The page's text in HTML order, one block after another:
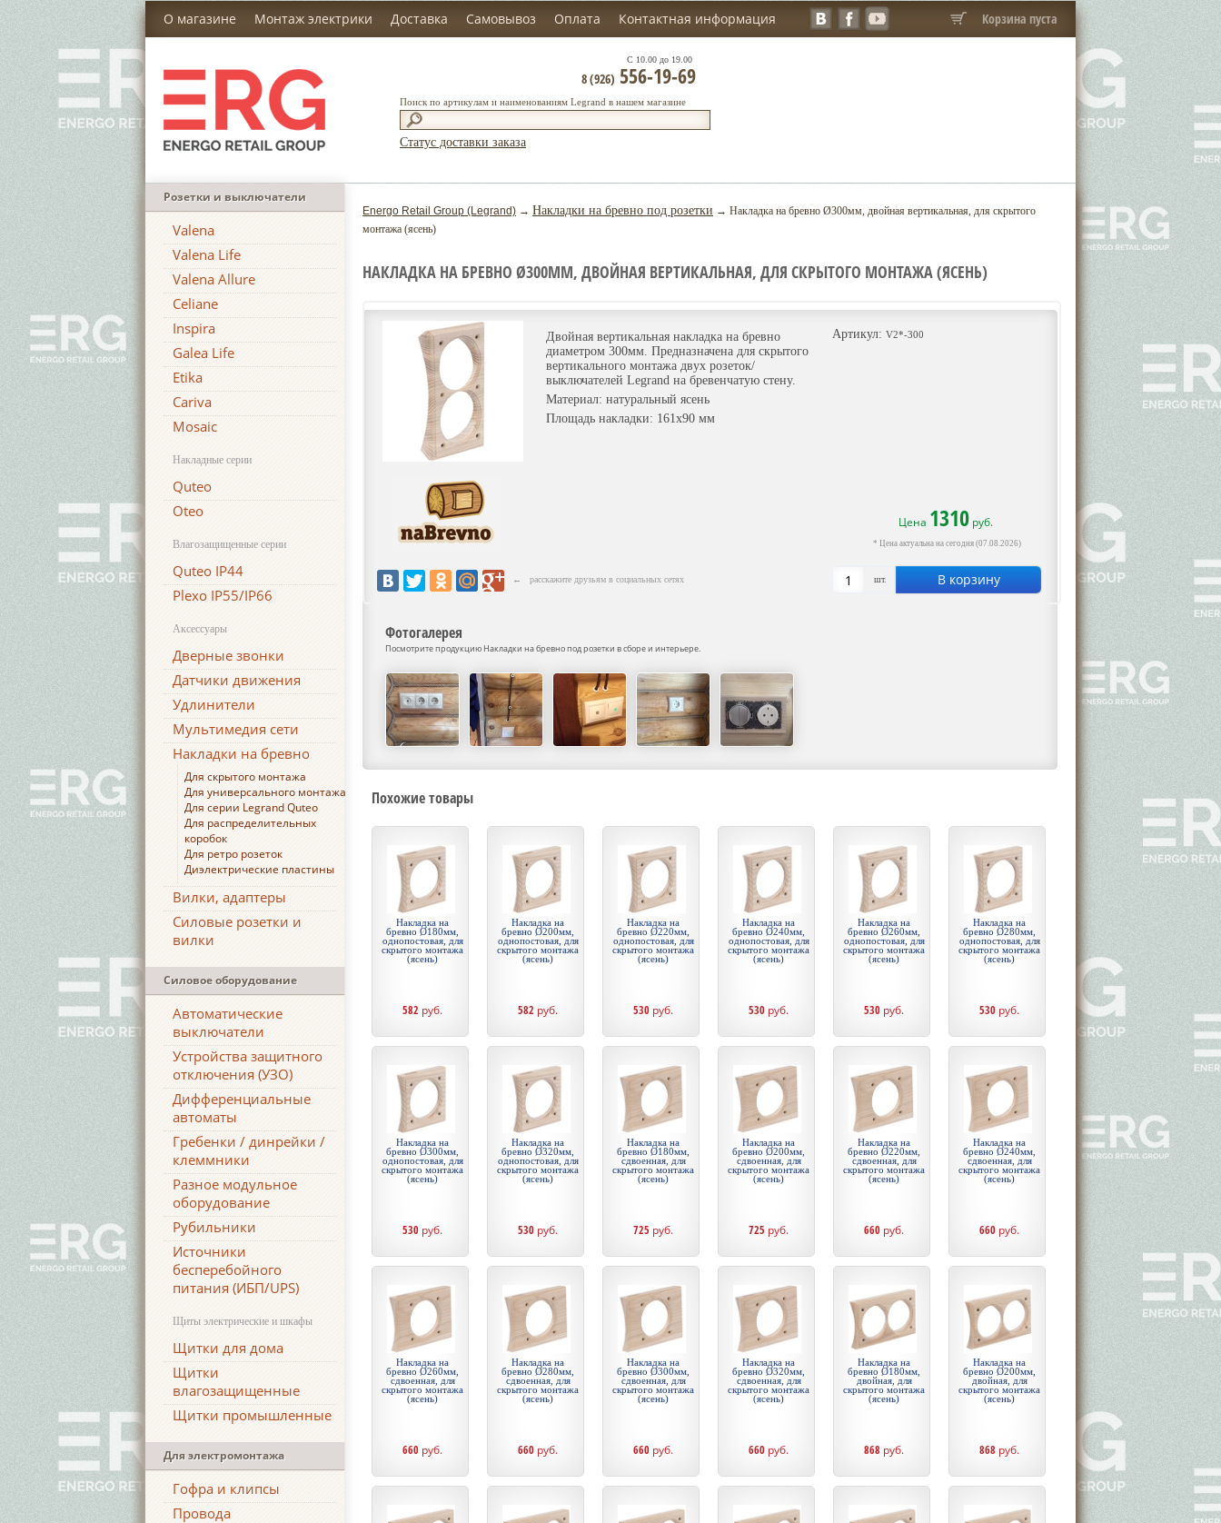
О магазине Монтаж электрики Доставка Самовывоз Оплата Контактная информация Корзина пуста
Поиск по артикулам и наименованиям Legrand в нашем магазине
С 10.00 до 19.00
8 (926) 556-19-69
Статус доставки заказа
Розетки и выключатели
Valena
Valena Life
Valena Allure
Celiane
Inspira
Galea Life
Etika
Cariva
Mosaic
Накладные серии
Quteo
Oteo
Влагозащищенные серии
Quteo IP44
Plexo IP55/IP66
Аксессуары
Дверные звонки
Датчики движения
Удлинители
Мультимедия сети
Накладки на бревно
Для скрытого монтажа
Для универсального монтажа
Для серии Legrand Quteo
Для распределительных
коробок
Для ретро розеток
Диэлектрические пластины
Вилки, адаптеры
Силовые розетки и
вилки
Силовое оборудование
Автоматические
выключатели
Устройства защитного
отключения (УЗО)
Дифференциальные
автоматы
Гребенки / динрейки /
клеммники
Разное модульное
оборудование
Рубильники
Источники
бесперебойного
питания (ИБП/UPS)
Щиты электрические и шкафы
Щитки для дома
Щитки
влагозащищенные
Щитки промышленные
Для электромонтажа
Гофра и клипсы
Провода
Energo Retail Group (Legrand) → Накладки на бревно под розетки → Накладка на бревно Ø300мм, двойная вертикальная, для скрытого
монтажа (ясень)
НАКЛАДКА НА БРЕВНО Ø300ММ, ДВОЙНАЯ ВЕРТИКАЛЬНАЯ, ДЛЯ СКРЫТОГО МОНТАЖА (ЯСЕНЬ)
Артикул: V2*-300
Цена 1310 руб.
* Цена актуальна на сегодня (07.08.2026)
шт. В корзину
Двойная вертикальная накладка на бревно
диаметром 300мм. Предназначена для скрытого
вертикального монтажа двух розеток/
выключателей Legrand на бревенчатую стену.
Материал: натуральный ясень
Площадь накладки: 161х90 мм
← расскажите друзьям в социальных сетях
Фотогалерея
Посмотрите продукцию Накладки на бревно под розетки в сборе и интерьере.
Похожие товары
Накладка на
бревно Ø180мм,
однопостовая, для
скрытого монтажа
(ясень)
582 руб.
Накладка на
бревно Ø200мм,
однопостовая, для
скрытого монтажа
(ясень)
582 руб.
Накладка на
бревно Ø220мм,
однопостовая, для
скрытого монтажа
(ясень)
530 руб.
Накладка на
бревно Ø240мм,
однопостовая, для
скрытого монтажа
(ясень)
530 руб.
Накладка на
бревно Ø260мм,
однопостовая, для
скрытого монтажа
(ясень)
530 руб.
Накладка на
бревно Ø280мм,
однопостовая, для
скрытого монтажа
(ясень)
530 руб.
Накладка на
бревно Ø300мм,
однопостовая, для
скрытого монтажа
(ясень)
530 руб.
Накладка на
бревно Ø320мм,
однопостовая, для
скрытого монтажа
(ясень)
530 руб.
Накладка на
бревно Ø180мм,
сдвоенная, для
скрытого монтажа
(ясень)
725 руб.
Накладка на
бревно Ø200мм,
сдвоенная, для
скрытого монтажа
(ясень)
725 руб.
Накладка на
бревно Ø220мм,
сдвоенная, для
скрытого монтажа
(ясень)
660 руб.
Накладка на
бревно Ø240мм,
сдвоенная, для
скрытого монтажа
(ясень)
660 руб.
Накладка на
бревно Ø260мм,
сдвоенная, для
скрытого монтажа
(ясень)
660 руб.
Накладка на
бревно Ø280мм,
сдвоенная, для
скрытого монтажа
(ясень)
660 руб.
Накладка на
бревно Ø300мм,
сдвоенная, для
скрытого монтажа
(ясень)
660 руб.
Накладка на
бревно Ø320мм,
сдвоенная, для
скрытого монтажа
(ясень)
660 руб.
Накладка на
бревно Ø180мм,
двойная, для
скрытого монтажа
(ясень)
868 руб.
Накладка на
бревно Ø200мм,
двойная, для
скрытого монтажа
(ясень)
868 руб.